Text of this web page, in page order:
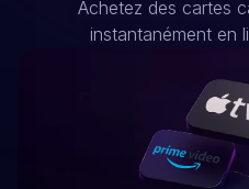
Achetez des cartes
instantanément en